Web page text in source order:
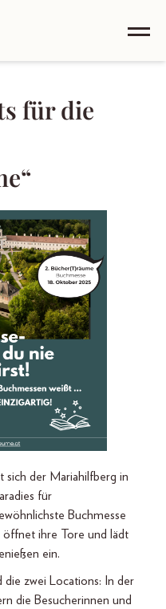
für die
sich der Mariahilfberg in
für
Buchmesse
öffnet ihre Tore und lädt
ein.
die zwei Locations: In der
die Besucherinnen und